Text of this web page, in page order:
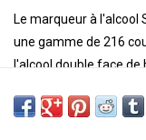
Le marqueur à l'alcool
une gamme de 216
l'alcool double face de
pinceau pour la